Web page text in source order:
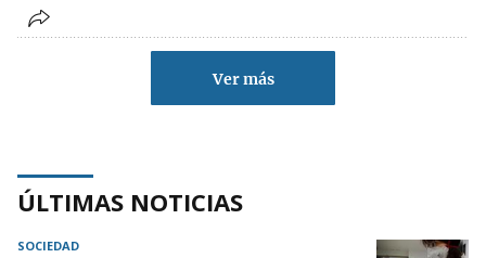
Ver más
ÚLTIMAS NOTICIAS
SOCIEDAD